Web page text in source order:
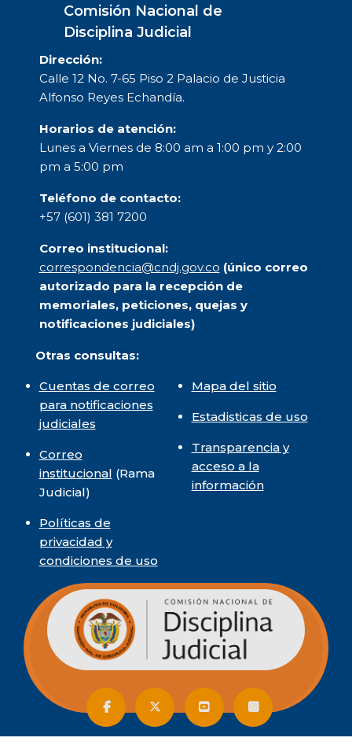
Comisión Nacional de
Disciplina Judicial
Dirección:
Calle 12 No. 7-65 Piso 2 Palacio de Justicia
Alfonso Reyes Echandía.
Horarios de atención:
Lunes a Viernes de 8:00 am a 1:00 pm y 2:00
pm a 5:00 pm
Teléfono de contacto:
+57 (601) 381 7200
Correo institucional:
correspondencia@cndj.gov.co (único correo
autorizado para la recepción de
memoriales, peticiones, quejas y
notificaciones judiciales)
Otras consultas:
Cuentas de correo
para notificaciones
judiciales
Correo
institucional (Rama
Judicial)
Políticas de
privacidad y
condiciones de uso
Mapa del sitio
Estadisticas de uso
Transparencia y
acceso a la
información